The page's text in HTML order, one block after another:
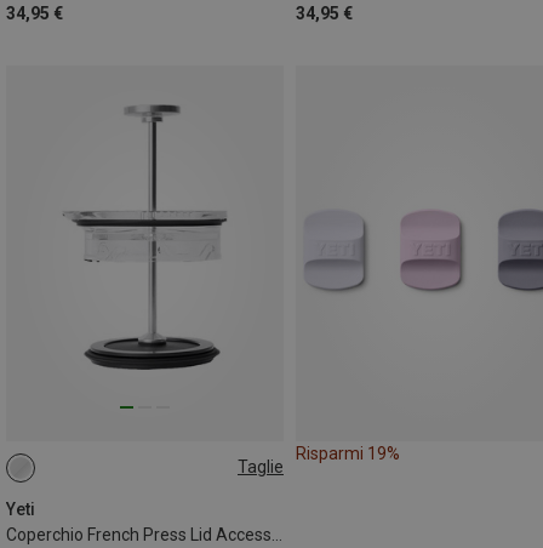
34,95 €
34,95 €
Taglie
Yeti
ONE SIZE
Risparmi 19%